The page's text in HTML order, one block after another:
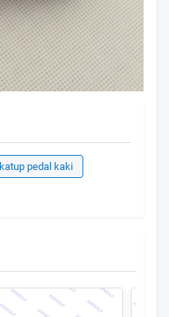
katup pedal kaki